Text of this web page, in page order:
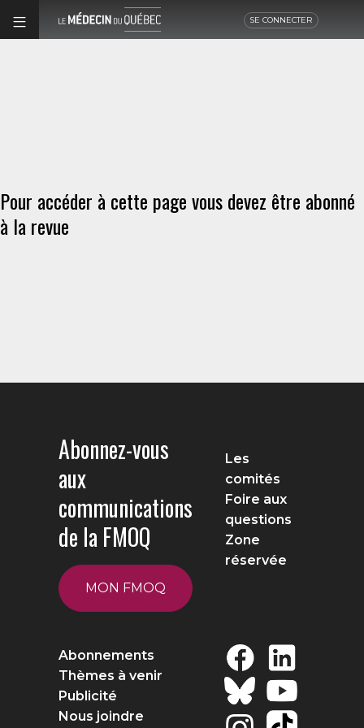
SE CONNECTER
Pour accéder à cette page vous devez être abonné
à la revue
Abonnez-vous
aux
communications
de la FMOQ
MON FMOQ
Les
comités
Foire aux
questions
Zone
réservée
Abonnements
Thèmes à venir
Publicité
Nous joindre